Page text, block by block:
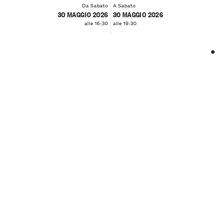
Da Sabato
30 MAGGIO 2026
alle 16:30
A Sabato
30 MAGGIO 2026
alle 19:30